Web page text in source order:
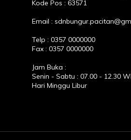
Kode Pos : 63571
Email :
Telp : 0357 0000000
Fax : 0357 0000000
Jam Buka :
Senin - Sabtu : 07.00 - 12.30
Hari Minggu Libur